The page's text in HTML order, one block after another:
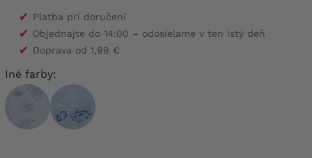
✔ Platba pri doručení
✔ Objednajte do 14:00 – odosielame v ten istý deň
✔ Doprava od 1,99 €
Iné farby: